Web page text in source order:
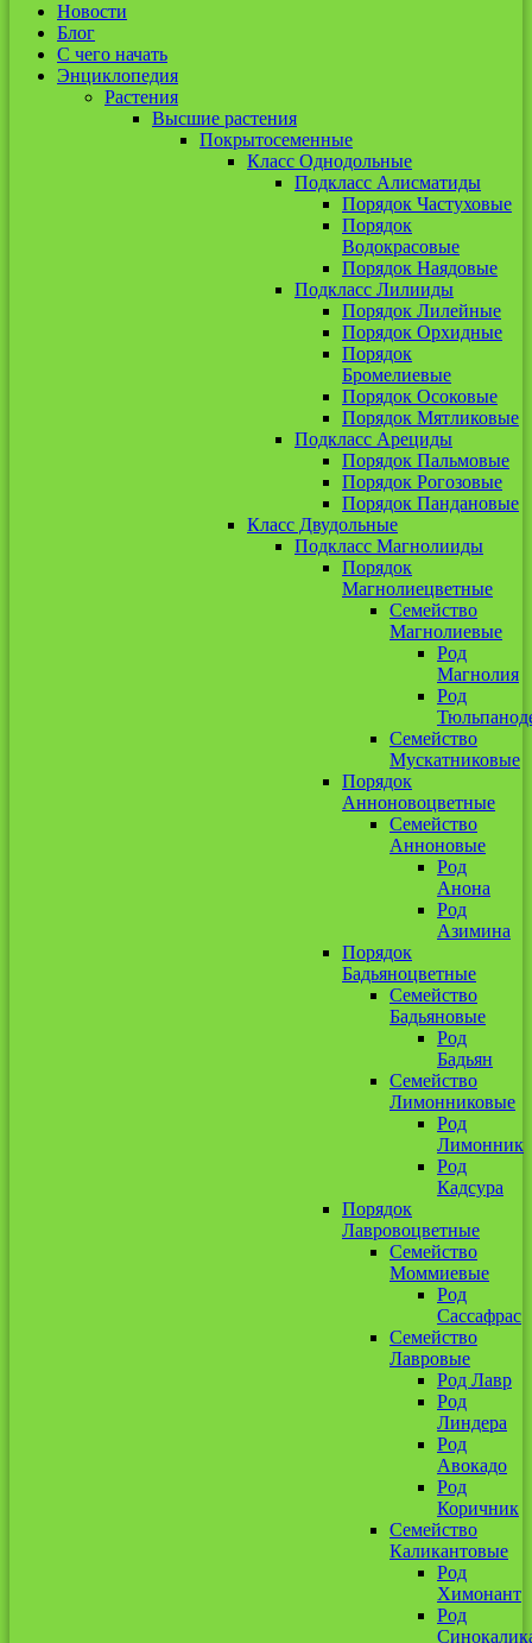
Новости
Блог
С чего начать
Энциклопедия
Растения
Высшие растения
Покрытосеменные
Класс Однодольные
Подкласс Алисматиды
Порядок Частуховые
Порядок
Водокрасовые
Порядок Наядовые
Подкласс Лилииды
Порядок Лилейные
Порядок Орхидные
Порядок
Бромелиевые
Порядок Осоковые
Порядок Мятликовые
Подкласс Арециды
Порядок Пальмовые
Порядок Рогозовые
Порядок Пандановые
Класс Двудольные
Подкласс Магнолииды
Порядок
Магнолиецветные
Семейство
Магнолиевые
Род
Магнолия
Род
Семейство
Мускатниковые
Порядок
Анноновоцветные
Семейство
Анноновые
Род
Анона
Род
Азимина
Порядок
Бадьяноцветные
Семейство
Бадьяновые
Род
Бадьян
Семейство
Лимонниковые
Род
Лимонник
Род
Кадсура
Порядок
Лавровоцветные
Семейство
Моммиевые
Род
Сассафрас
Семейство
Лавровые
Род Лавр
Род
Линдера
Род
Авокадо
Род
Коричник
Семейство
Каликантовые
Род
Химонант
Род